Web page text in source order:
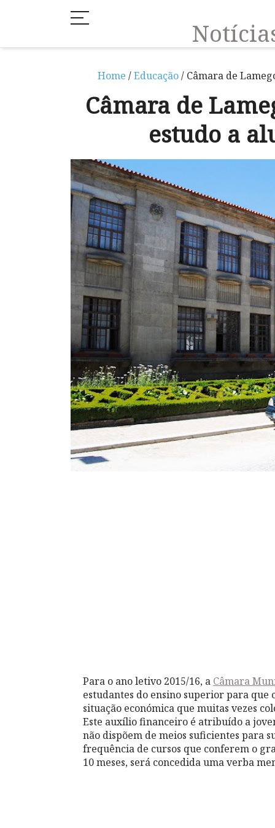
Home /Educação/ Câmara de
Câmara de
estudo a
Para o ano letivo 2015/16, a Câmara
estudantes do ensino superior para que
situação económica que muitas vezes
Este auxílio financeiro é atribuído a
não dispõem de meios suficientes para
frequência de cursos que conferem o
10 meses, será concedida uma verba